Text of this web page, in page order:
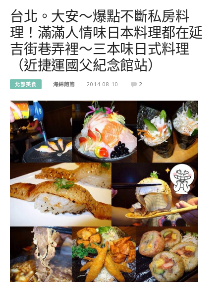
台北。大安～爆點不斷私房料
理！滿滿人情味日本料理都在延
吉街巷弄裡～三本味日式料理
（近捷運國父紀念館站）
北部美食 海綿飽飽 2014-08-10 2